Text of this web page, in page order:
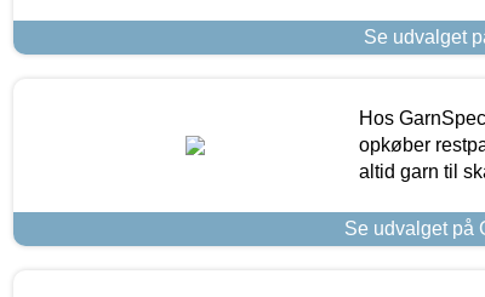
Se udvalget
Hos
opkøber
altid garn til
Se udvalget på